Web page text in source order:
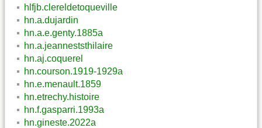
hlfjb.clereldetoqueville
hn.a.dujardin
hn.a.e.genty.1885a
hn.a.jeanneststhilaire
hn.aj.coquerel
hn.courson.1919-1929a
hn.e.menault.1859
hn.etrechy.histoire
hn.f.gasparri.1993a
hn.gineste.2022a